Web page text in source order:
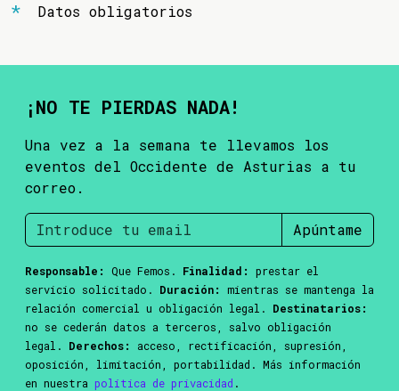
Datos obligatorios
¡NO TE PIERDAS NADA!
Una vez a la semana te llevamos los
eventos del Occidente de Asturias a tu
correo.
Apúntame
Responsable: Que Femos. Finalidad:
prestar el
servicio solicitado. Duración:
mientras se mantenga la
relación comercial u obligación legal. Destinatarios:
no se cederán datos a terceros, salvo obligación
legal. Derechos:
acceso, rectificación, supresión,
oposición, limitación, portabilidad. Más información
en nuestra política de privacidad .